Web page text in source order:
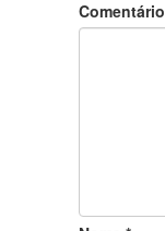
Comentário